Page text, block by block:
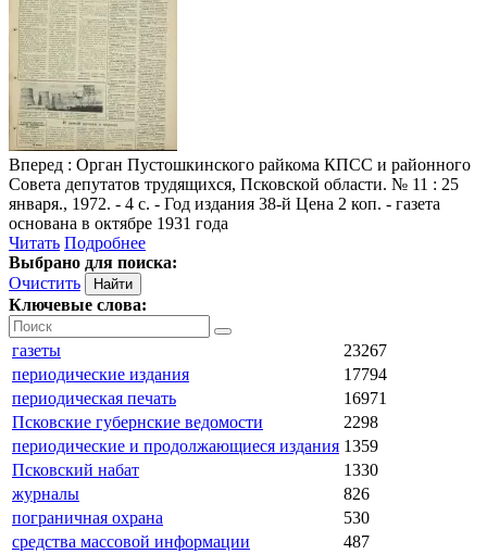
Вперед : Орган Пустошкинского райкома КПСС и районного
Совета депутатов трудящихся, Псковской области. № 11 : 25
января., 1972. - 4 с. - Год издания 38-й Цена 2 коп. - газета
основана в октябре 1931 года
Читать Подробнее
Выбрано для поиска:
Очистить
Ключевые слова:
газеты
23267
периодические издания
17794
периодическая печать
16971
Псковские губернские ведомости
2298
периодические и продолжающиеся издания 1359
Псковский набат
1330
журналы
826
пограничная охрана
530
средства массовой информации
487